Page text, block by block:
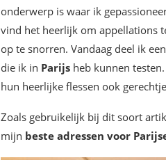
onderwerp is waar ik
vind het heerlijk om appellations
op te snorren. Vandaag deel ik
die ik in Parijs heb kunnen
hun heerlijke flessen ook
Zoals gebruikelijk bij dit soort
mijn beste adressen voor